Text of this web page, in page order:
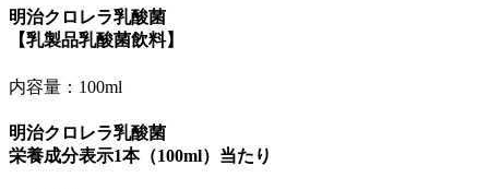
明治クロレラ乳酸菌
【乳製品乳酸菌飲料】
内容量：100ml
明治クロレラ乳酸菌
栄養成分表示1本（100ml）当たり